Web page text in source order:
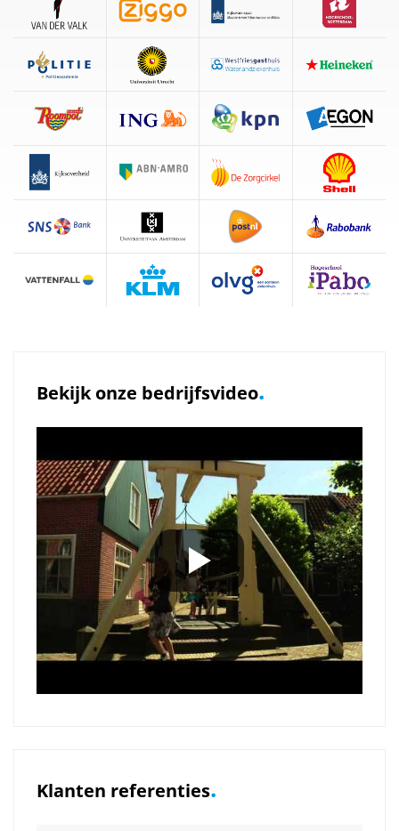
Bekijk onze bedrijfsvideo.
Klanten referenties.